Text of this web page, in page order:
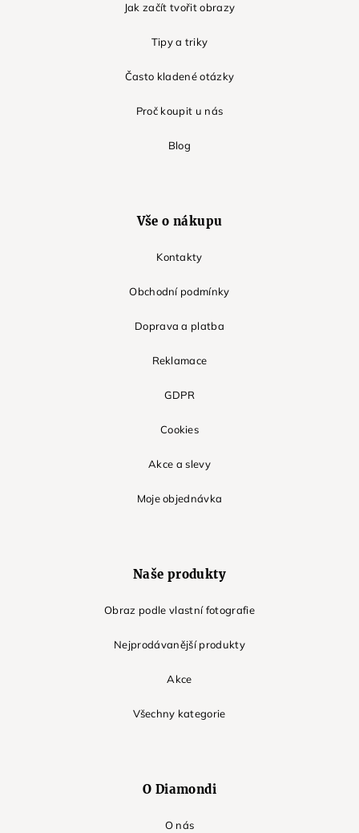
Jak začít tvořit obrazy
Tipy a triky
Často kladené otázky
Proč koupit u nás
Blog
Vše o nákupu
Kontakty
Obchodní podmínky
Doprava a platba
Reklamace
GDPR
Cookies
Akce a slevy
Moje objednávka
Naše produkty
Obraz podle vlastní fotografie
Nejprodávanější produkty
Akce
Všechny kategorie
O Diamondi
O nás